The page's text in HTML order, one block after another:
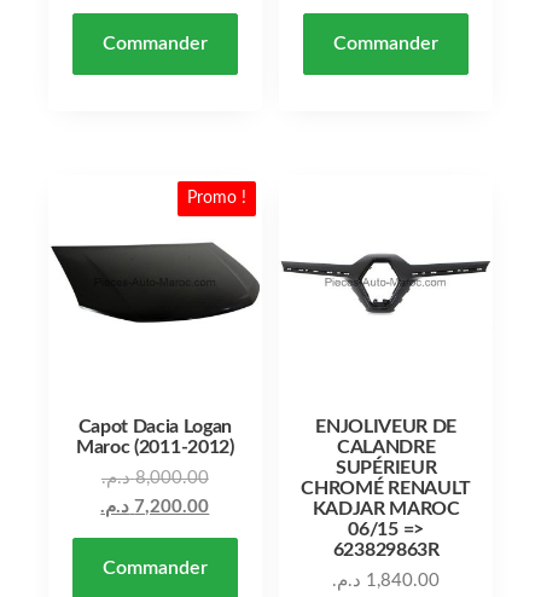
Commander Commander
Promo !
Capot Dacia Logan
Maroc (2011-2012)
8,000.00 د.م.
Le prix initial était : 8,000.00 د.م..
7,200.00 د.م. Le prix actuel est : 7,200.00 د.م..
Commander
ENJOLIVEUR DE
CALANDRE
SUPÉRIEUR
CHROMÉ RENAULT
KADJAR MAROC
06/15 =>
623829863R
1,840.00 د.م.